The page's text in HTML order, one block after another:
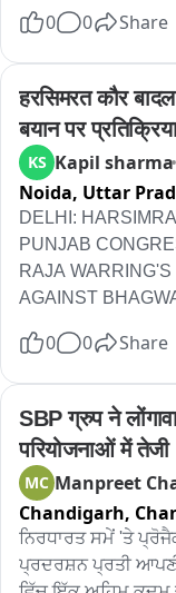
है जिसको लेकर जेल
पहले एक ओपन जेल है जो
सुप्रीम कोर्ट का
0 0 Share
हरसिमरत कौर
बयान पर
KS Kapil sharma
Noida, Uttar
DELHI:
PUNJAB
RAJA
AGAINST
0 0 Share
SBP ग्रुप ने
परियोजनाओं में तेजी
MC Manpreet
Chandigarh,
ਨਿਰਧਾਰਤ ਸਮੇਂ 'ਤੇ
ਪ੍ਰਦਰਸ਼ਨ ਪ੍ਰਤੀ